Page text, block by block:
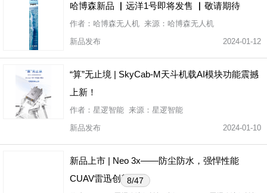
哈博森新品 ▏远洋1号即将发售 ▏敬请期待
作者：哈博森无人机 来源：哈博森无人机
新品发布
2024-01-12
“算”无止境 | SkyCab-M天斗机载AI模块功能震撼
上新！
作者：星逻智能 来源：星逻智能
新品发布
2024-01-10
新品上市 | Neo 3x——防尘防水，强悍性能
CUAV雷迅创新科技
8/47